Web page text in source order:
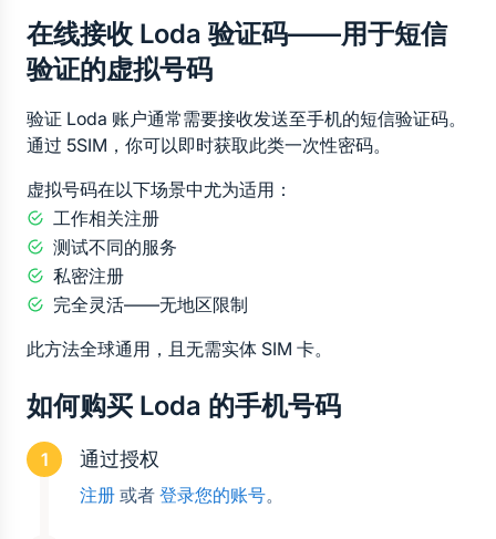
在线接收 Loda 验证码——用于短信
验证的虚拟号码
验证 Loda 账户通常需要接收发送至手机的短信验证码。
通过 5SIM，你可以即时获取此类一次性密码。
虚拟号码在以下场景中尤为适用：
工作相关注册
测试不同的服务
私密注册
完全灵活——无地区限制
此方法全球通用，且无需实体 SIM 卡。
如何购买 Loda 的手机号码
通过授权
注册 或者 登录您的账号。